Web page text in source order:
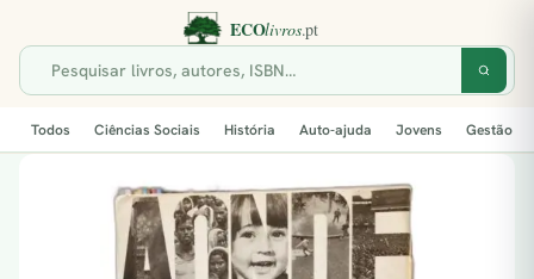
Todos Ciências Sociais História Auto-ajuda Jovens Gestão